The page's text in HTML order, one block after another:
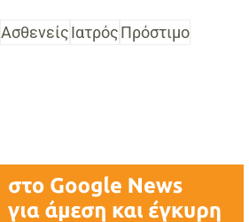
ΑσθενείςΙατρόςΠρόστιμο